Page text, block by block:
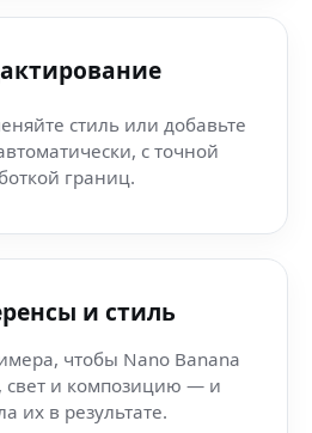
для любой задачи — из фото в
рабочее пространство)
AI — мгновенный AI-
стиль или добавьте
с точной
границ.
и стиль
чтобы Nano Banana
свет и композицию — и
их в результате.